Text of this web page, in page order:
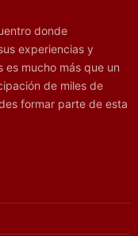
donde
experiencias y
es mucho más que un
de miles de
formar parte de esta